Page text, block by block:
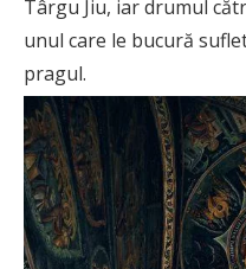
Târgu Jiu, iar drumul
unul care le bucură
pragul.